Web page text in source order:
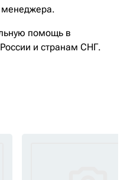
менеджера.
помощь в
и странам СНГ.